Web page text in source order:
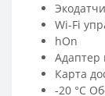
Wi-Fi
hOn
Адаптер
Карта
-20 °C